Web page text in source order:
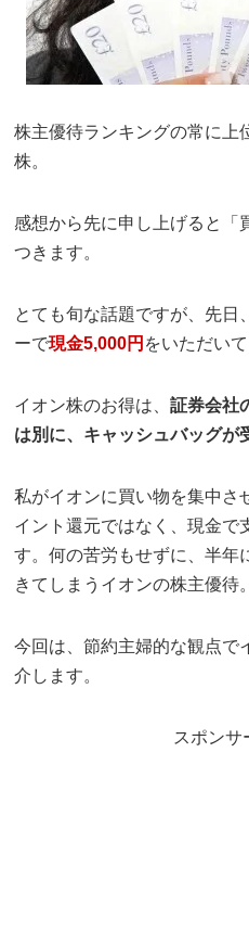
株主優待ランキングの常に上
株。
感想から先に申し上げると「
つきます。
とても旬な話題ですが、先日
ーで現金5,000円 をいただいて
イオン株のお得は、証券会社
は別に、キャッシュバッグが
私がイオンに買い物を集中さ
イント還元ではなく、現金で
す。何の苦労もせずに、半年
きてしまうイオンの株主優待。
今回は、節約主婦的な観点で
介します。
スポンサ